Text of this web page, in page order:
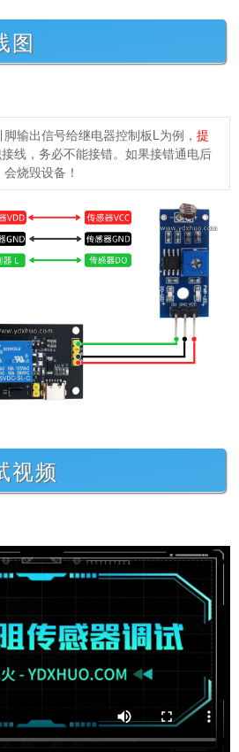
图
输出信号给继电器控制板L为例， 提
线，务必不能接错。如果接错通电后
会烧毁设备！
视频